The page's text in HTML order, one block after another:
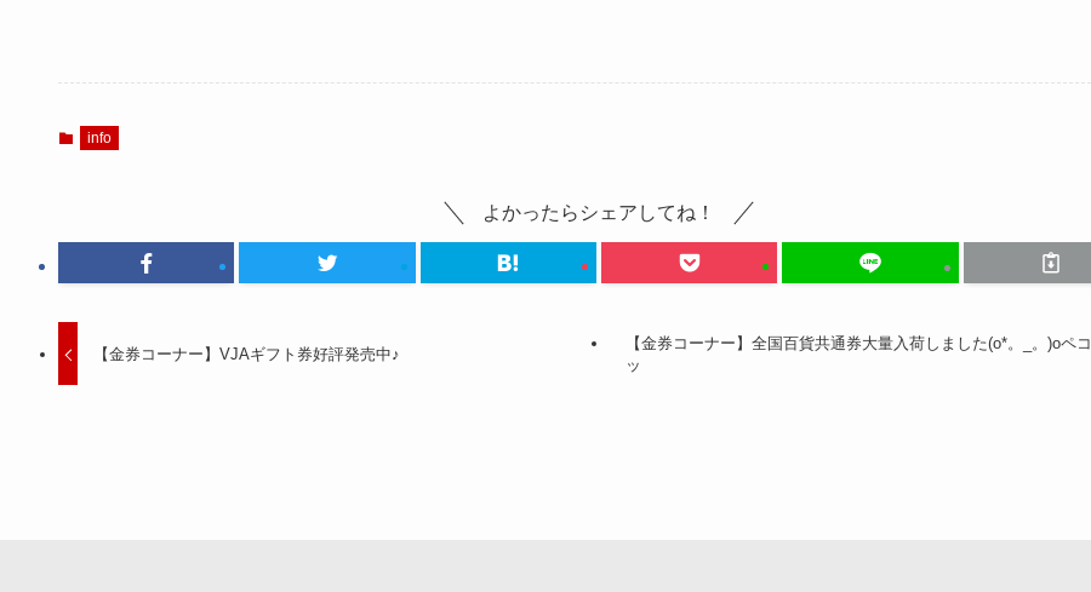
info
よかったらシェアしてね！
【金券コーナー】VJAギフト券好評発売中♪
【金券コーナー】全国百貨共通券大量入荷しました(o*。_。)oペコ
ッ